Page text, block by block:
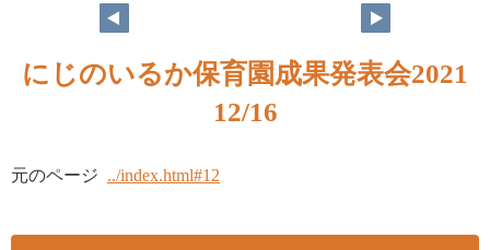
にじのいるか保育園成果発表会2021
12/16
元のページ ../index.html#12